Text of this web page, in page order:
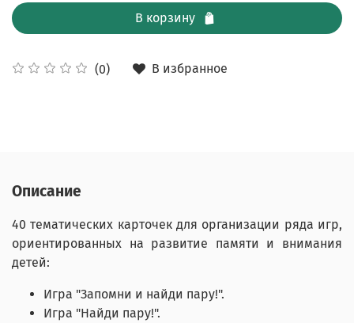
(0) В избранное
В корзину
Описание
40 тематических карточек для организации ряда игр,
ориентированных на развитие памяти и внимания
детей:
Игра "Запомни и найди пару!".
Игра "Найди пару!".